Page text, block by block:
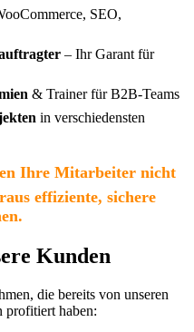
SEO,
– Ihr Garant für
& Trainer für B2B-Teams
in verschiedensten
Ihre Mitarbeiter nicht
effiziente, sichere
Kunden
die bereits von unseren
profitiert haben: